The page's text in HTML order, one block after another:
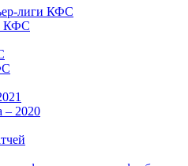
лиги КФС
КФС
– 2020